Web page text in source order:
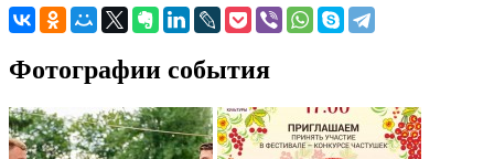
Фотографии события